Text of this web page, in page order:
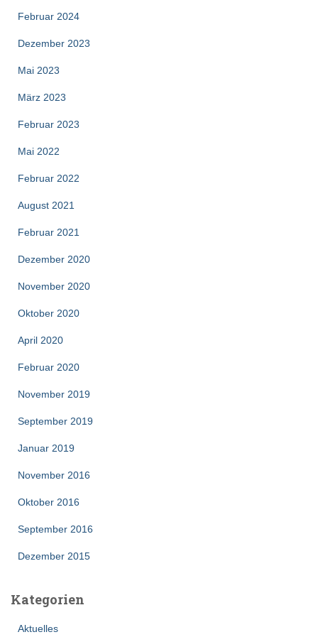
Februar 2024
Dezember 2023
Mai 2023
März 2023
Februar 2023
Mai 2022
Februar 2022
August 2021
Februar 2021
Dezember 2020
November 2020
Oktober 2020
April 2020
Februar 2020
November 2019
September 2019
Januar 2019
November 2016
Oktober 2016
September 2016
Dezember 2015
Kategorien
Aktuelles